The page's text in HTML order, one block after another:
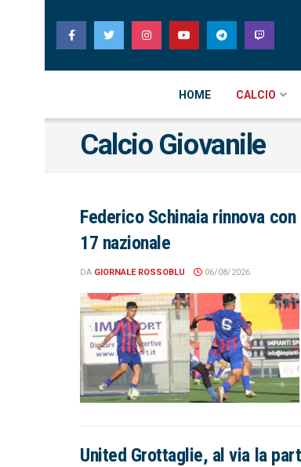
HOME CALCIO
Calcio Giovanile
Federico Schinaia rinnova
17 nazionale
DA GIORNALE ROSSOBLU 06/08/2026
United Grottaglie, al via la